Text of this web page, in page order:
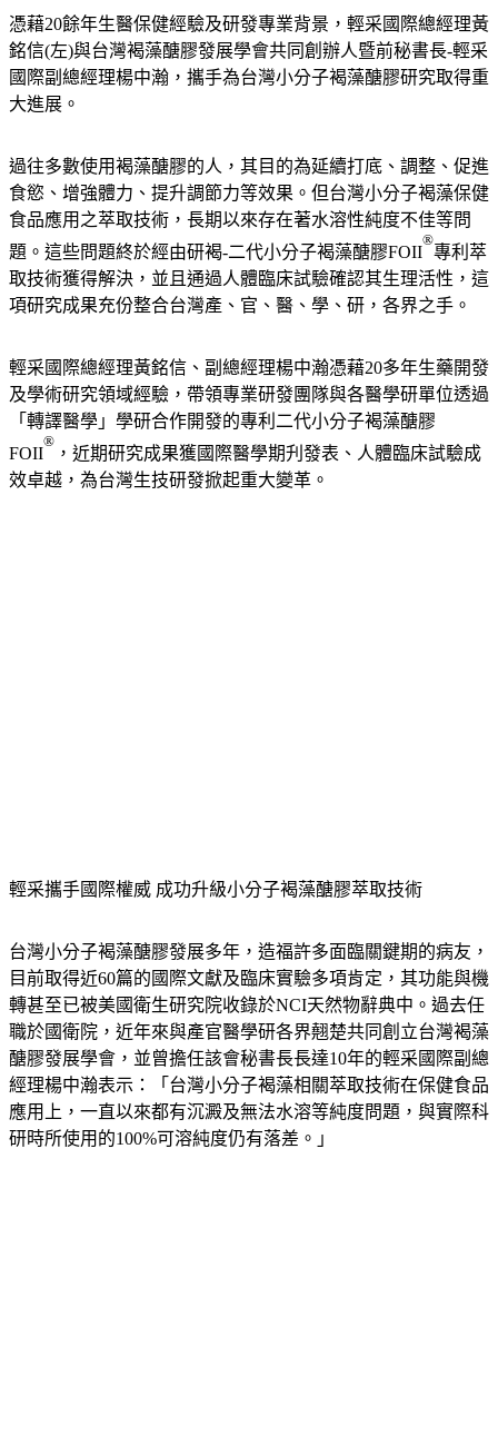
憑藉20餘年生醫保健經驗及研發專業背景，輕采國際總經理黃
銘信(左)與台灣褐藻醣膠發展學會共同創辦人暨前秘書長-輕采
國際副總經理楊中瀚，攜手為台灣小分子褐藻醣膠研究取得重
大進展。
過往多數使用褐藻醣膠的人，其目的為延續打底、調整、促進
食慾、增強體力、提升調節力等效果。但台灣小分子褐藻保健
食品應用之萃取技術，長期以來存在著水溶性純度不佳等問
題。這些問題終於經由研褐-二代小分子褐藻醣膠FOII
®
專利萃
取技術獲得解決，並且通過人體臨床試驗確認其生理活性，這
項研究成果充份整合台灣產、官、醫、學、研，各界之手。
輕采國際總經理黃銘信、副總經理楊中瀚憑藉20多年生藥開發
及學術研究領域經驗，帶領專業研發團隊與各醫學研單位透過
「轉譯醫學」學研合作開發的專利二代小分子褐藻醣膠
FOII
®
，近期研究成果獲國際醫學期刋發表、人體臨床試驗成
效卓越，為台灣生技研發掀起重大變革。
輕采攜手國際權威 成功升級小分子褐藻醣膠萃取技術
台灣小分子褐藻醣膠發展多年，造福許多面臨關鍵期的病友，
目前取得近60篇的國際文獻及臨床實驗多項肯定，其功能與機
轉甚至已被美國衛生研究院收錄於NCI天然物辭典中。過去任
職於國衛院，近年來與產官醫學研各界翹楚共同創立台灣褐藻
醣膠發展學會，並曾擔任該會秘書長長達10年的輕采國際副總
經理楊中瀚表示：「台灣小分子褐藻相關萃取技術在保健食品
應用上，一直以來都有沉澱及無法水溶等純度問題，與實際科
研時所使用的100%可溶純度仍有落差。」